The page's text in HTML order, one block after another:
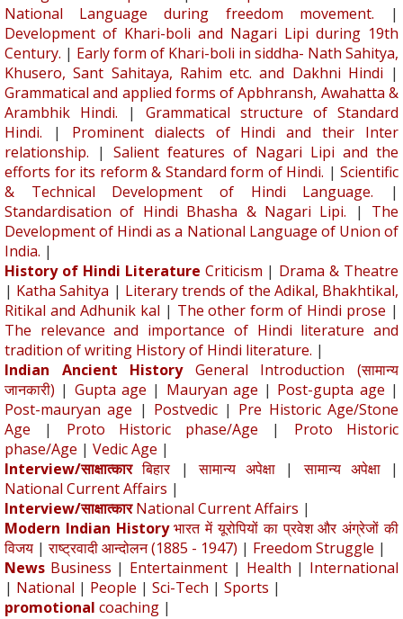
National Language during freedom movement. |
Development of Khari-boli and Nagari Lipi during 19th
Century. | Early form of Khari-boli in siddha- Nath Sahitya,
Khusero, Sant Sahitaya, Rahim etc. and Dakhni Hindi |
Grammatical and applied forms of Apbhransh, Awahatta &
Arambhik Hindi. | Grammatical structure of Standard
Hindi. | Prominent dialects of Hindi and their Inter
relationship. | Salient features of Nagari Lipi and the
efforts for its reform & Standard form of Hindi. | Scientific
& Technical Development of Hindi Language. |
Standardisation of Hindi Bhasha & Nagari Lipi. | The
Development of Hindi as a National Language of Union of
India. |
History of Hindi Literature Criticism | Drama & Theatre
| Katha Sahitya | Literary trends of the Adikal, Bhakhtikal,
Ritikal and Adhunik kal | The other form of Hindi prose |
The relevance and importance of Hindi literature and
tradition of writing History of Hindi literature. |
Indian Ancient History
General Introduction (सामान्य
जानकारी) | Gupta age | Mauryan age | Post-gupta age |
Post-mauryan age | Postvedic| Pre Historic Age/Stone
Age | Proto Historic phase/Age | Proto Historic
phase/Age | Vedic Age |
Interview/साक्षात्कार बिहार |सामान्य अपेक्षा |सामान्य अपेक्षा
|
National Current Affairs |
Interview/साक्षात्कार National Current Affairs |
Modern Indian History भारत में यूरोपियों का प्रवेश और अंग्रेजों की
विजय |राष्ट्रवादी आन्दोलन (1885 - 1947) | Freedom Struggle |
News Business | Entertainment | Health | International
| National | People | Sci-Tech | Sports |
promotional coaching |